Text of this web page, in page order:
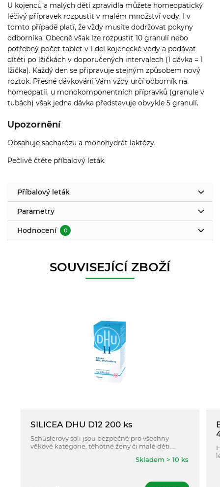
U kojenců a malých dětí zpravidla můžete homeopatický
léčivý přípravek rozpustit v malém množství vody. I v
tomto případě platí, že vždy musíte dodržovat pokyny
odborníka. Obecně však lze rozpustit 10 granulí nebo
potřebný počet tablet v 1 dcl kojenecké vody a podávat
dítěti po lžičkách v doporučených intervalech (1 dávka = 1
lžička). Každý den se připravuje stejným způsobem nový
roztok. Přesné dávkování Vám vždy určí odborník na
homeopatii, u monokomponentních přípravků (granule v
tubách) však jedna dávka představuje obvykle 5 granulí.
Upozornění
Obsahuje sacharózu a monohydrát laktózy.
Pečlivě čtěte příbalový leták.
Příbalový leták
Parametry
Hodnocení 0
SOUVISEJÍCÍ ZBOŽÍ
SILICEA DHU D12 200 ks
Schüslerovy soli jsou bezpečné pro všechny
věkové kategorie, těhotné ženy či malé děti.
jejich užívání nevzniká ani riziko průjmů, či
Skladem > 10 ks